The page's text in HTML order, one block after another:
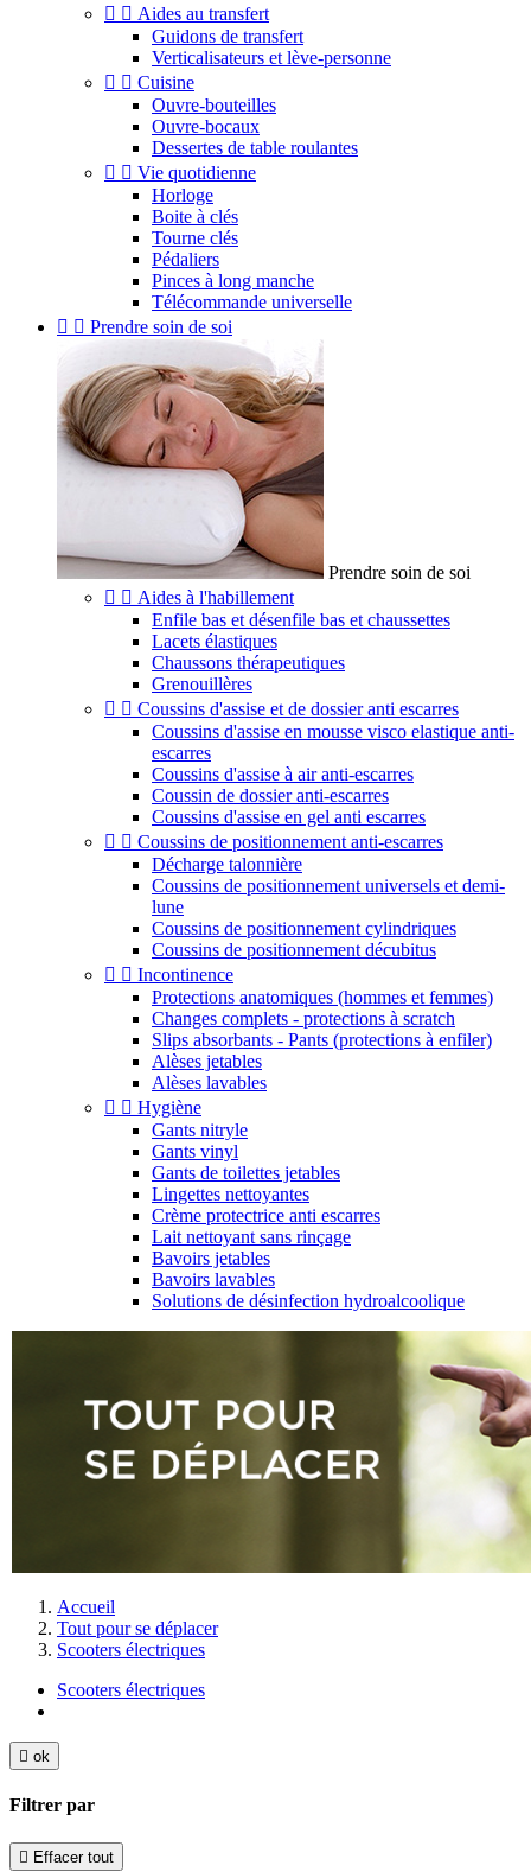
  Aides au transfert
Guidons de transfert
Verticalisateurs et lève-personne
  Cuisine
Ouvre-bouteilles
Ouvre-bocaux
Dessertes de table roulantes
  Vie quotidienne
Horloge
Boite à clés
Tourne clés
Pédaliers
Pinces à long manche
Télécommande universelle
  Prendre soin de soi
Prendre soin de soi
  Aides à l'habillement
Enfile bas et désenfile bas et chaussettes
Lacets élastiques
Chaussons thérapeutiques
Grenouillères
  Coussins d'assise et de dossier anti escarres
Coussins d'assise en mousse visco elastique anti-
escarres
Coussins d'assise à air anti-escarres
Coussin de dossier anti-escarres
Coussins d'assise en gel anti escarres
  Coussins de positionnement anti-escarres
Décharge talonnière
Coussins de positionnement universels et demi-
lune
Coussins de positionnement cylindriques
Coussins de positionnement décubitus
  Incontinence
Protections anatomiques (hommes et femmes)
Changes complets - protections à scratch
Slips absorbants - Pants (protections à enfiler)
Alèses jetables
Alèses lavables
  Hygiène
Gants nitryle
Gants vinyl
Gants de toilettes jetables
Lingettes nettoyantes
Crème protectrice anti escarres
Lait nettoyant sans rinçage
Bavoirs jetables
Bavoirs lavables
Solutions de désinfection hydroalcoolique
Accueil
Tout pour se déplacer
Scooters électriques
Scooters électriques
 ok
Filtrer par
 Effacer tout